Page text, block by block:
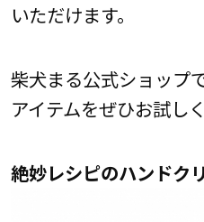
いただけます。
柴犬まる公式ショップ
アイテムをぜひお試し
絶妙レシピのハンドク